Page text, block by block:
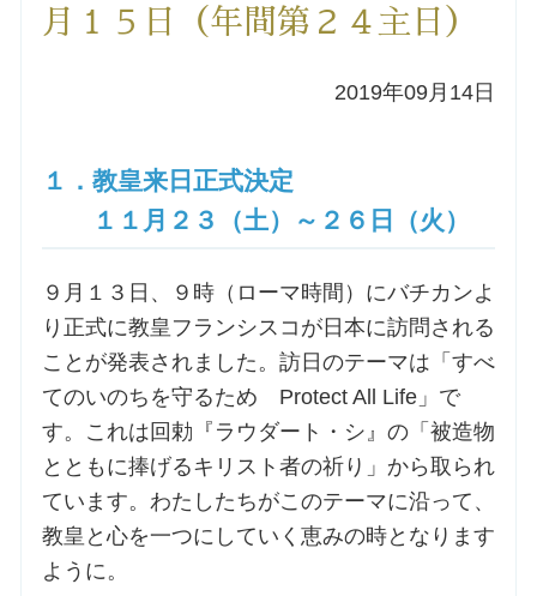
講座のご案内
森田神父の講座
シスター中島の講座
教区カテキスタの講座
三田助祭の講座
オルガンメディテーション
お問合せ
交通・アクセス
月１５日（年間第２４主日）
2019年09月14日
１．教皇来日正式決定
１１月２３（土）～２６日（火）
９月１３日、９時（ローマ時間）にバチカンよ
り正式に教皇フランシスコが日本に訪問される
ことが発表されました。訪日のテーマは「すべ
てのいのちを守るため Protect All Life」で
す。これは回勅『ラウダート・シ』の「被造物
とともに捧げるキリスト者の祈り」から取られ
ています。わたしたちがこのテーマに沿って、
教皇と心を一つにしていく恵みの時となります
ように。